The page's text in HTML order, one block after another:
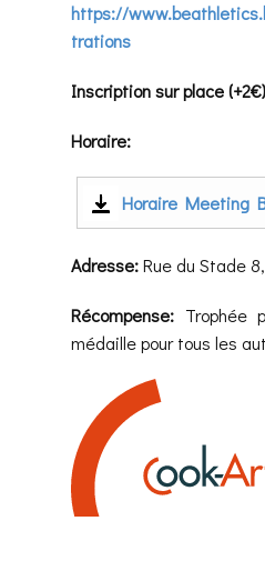
https://
trations
Inscription sur place
Horaire:
Horaire Meeting
Adresse:Rue du Stade
Récompense: Trophée
médaille pour tous les